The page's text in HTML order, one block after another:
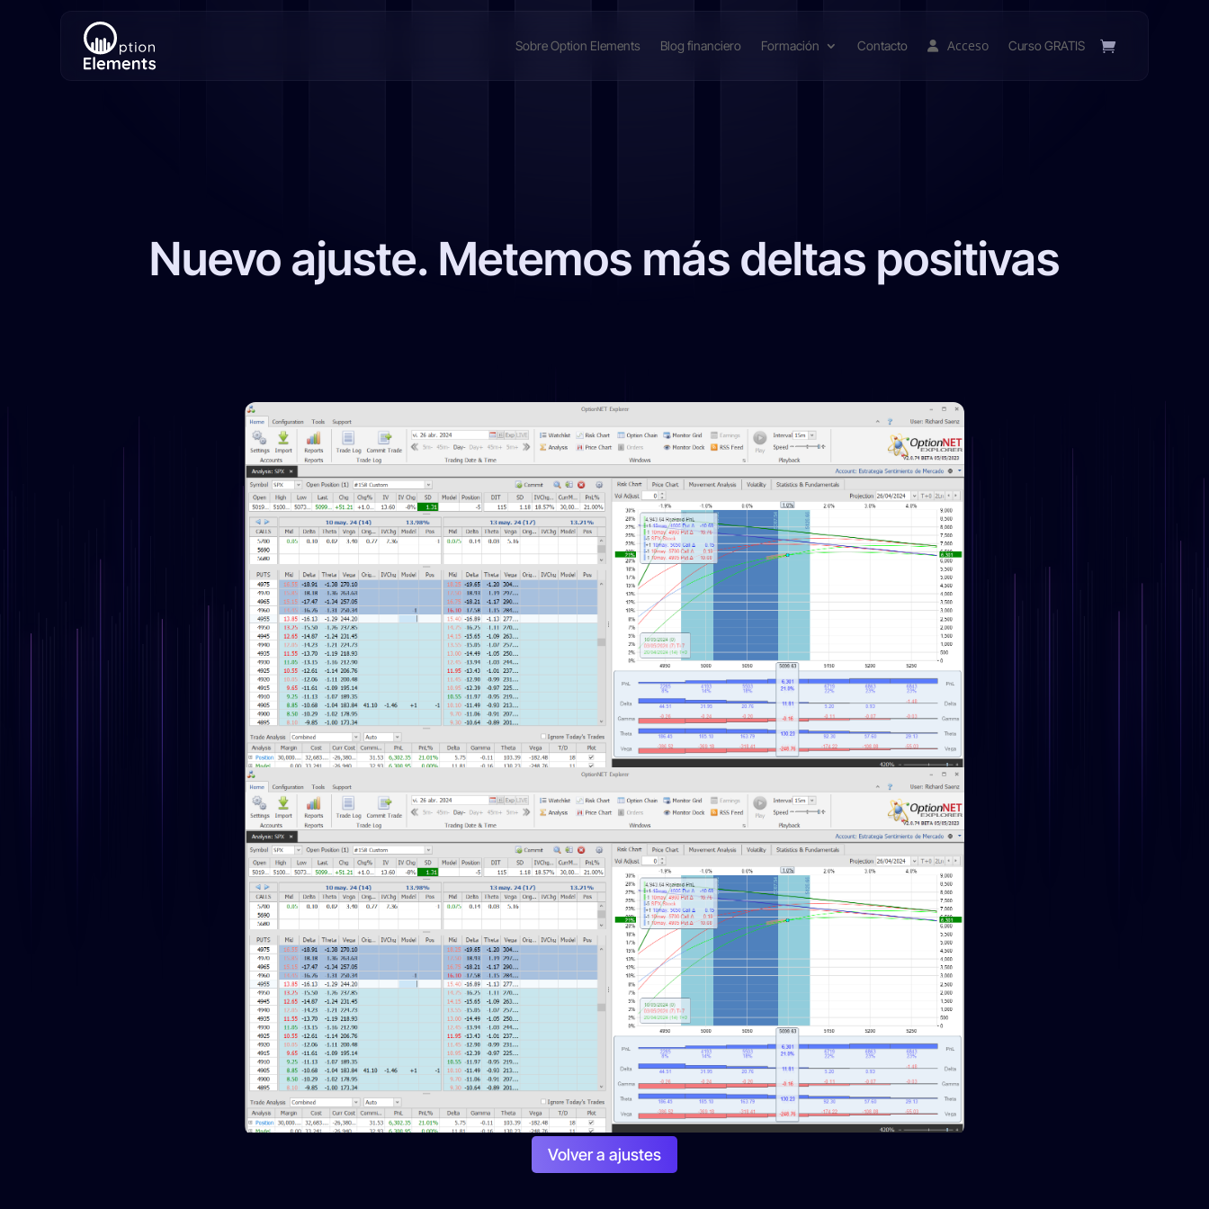
Sobre Option Elements Blog financiero Formación Contacto Acceso Curso GRATIS
Nuevo ajuste. Metemos más deltas positivas
Volver a ajustes